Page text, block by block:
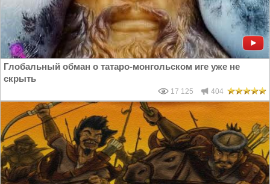
Глобальный обман о татаро-монгольском иге уже не
скрыть
17 125 404